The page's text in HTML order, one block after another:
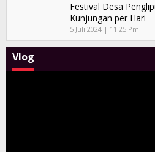
Festival Desa
Kunjungan per Hari
5 Juli 2024 | 11:25 Pm
Vlog